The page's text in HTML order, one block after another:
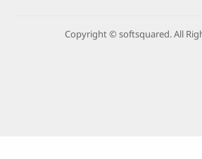
Copyright © softsquared. All